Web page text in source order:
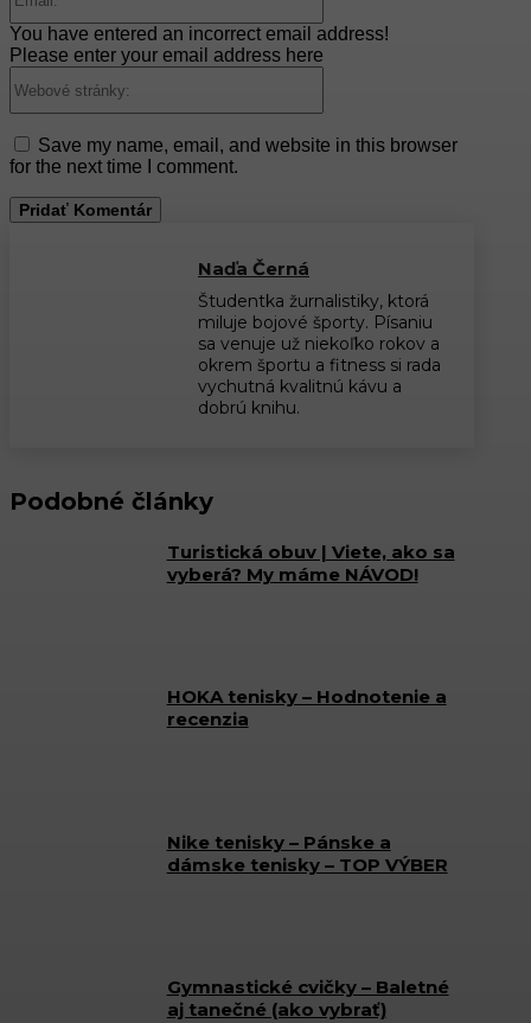
You have entered an incorrect email address!
Please enter your email address here
Save my name, email, and website in this browser
for the next time I comment.
Naďa Černá
Študentka žurnalistiky, ktorá
miluje bojové športy. Písaniu
sa venuje už niekoľko rokov a
okrem športu a fitness si rada
vychutná kvalitnú kávu a
dobrú knihu.
Podobné články
Turistická obuv | Viete, ako sa
vyberá? My máme NÁVOD!
HOKA tenisky – Hodnotenie a
recenzia
Nike tenisky – Pánske a
dámske tenisky – TOP VÝBER
Gymnastické cvičky – Baletné
aj tanečné (ako vybrať)